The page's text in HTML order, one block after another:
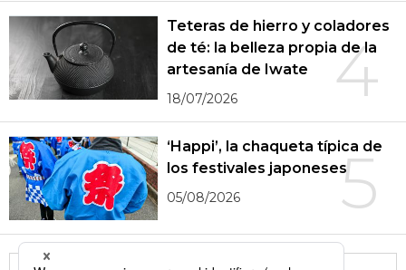
4
Teteras de hierro y coladores
de té: la belleza propia de la
artesanía de Iwate
18/07/2026
5
‘Happi’, la chaqueta típica de
los festivales japoneses
05/08/2026